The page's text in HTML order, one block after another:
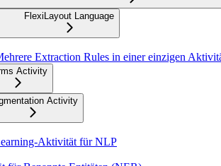
FlexiLayout Language
Extraction Rules in einer einzigen
Activity
Activity
Aktivität für NLP